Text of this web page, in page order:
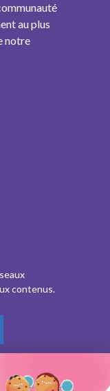
au plus
notre
contenus.